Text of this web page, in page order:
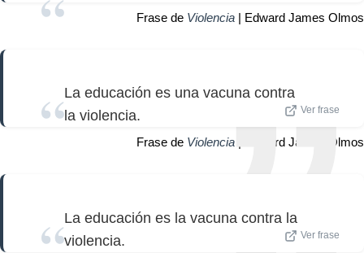
Frase de Violencia | Edward James Olmos
La educación es una vacuna contra
la violencia.
Ver frase
Frase de Violencia | Edward James Olmos
La educación es la vacuna contra la
violencia.
Ver frase